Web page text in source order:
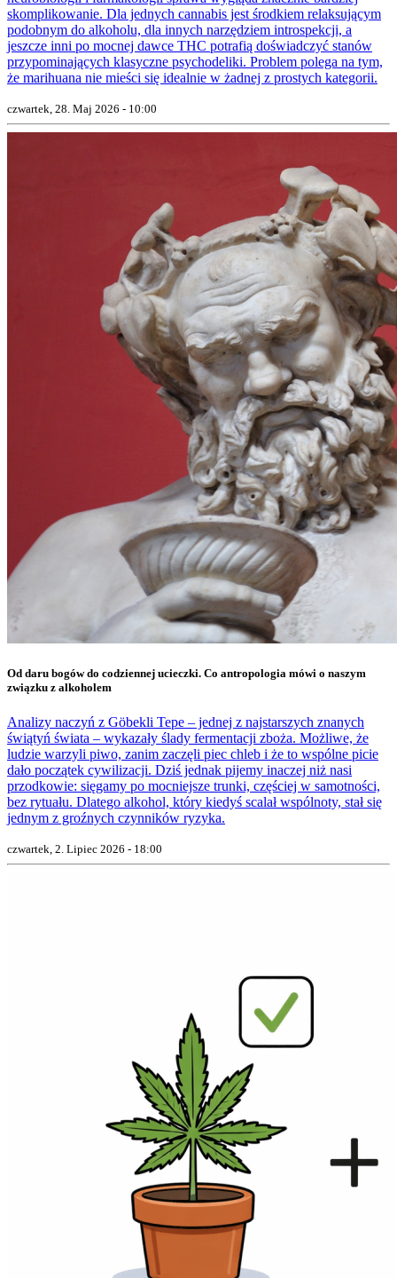
skomplikowanie. Dla jednych cannabis jest środkiem relaksującym
podobnym do alkoholu, dla innych narzędziem introspekcji, a
jeszcze inni po mocnej dawce THC potrafią doświadczyć stanów
przypominających klasyczne psychodeliki. Problem polega na tym,
że marihuana nie mieści się idealnie w żadnej z prostych kategorii.
czwartek, 28. Maj 2026 - 10:00
Od daru bogów do codziennej ucieczki. Co antropologia mówi o naszym
związku z alkoholem
Analizy naczyń z Göbekli Tepe – jednej z najstarszych znanych
świątyń świata – wykazały ślady fermentacji zboża. Możliwe, że
ludzie warzyli piwo, zanim zaczęli piec chleb i że to wspólne picie
dało początek cywilizacji. Dziś jednak pijemy inaczej niż nasi
przodkowie: sięgamy po mocniejsze trunki, częściej w samotności,
bez rytuału. Dlatego alkohol, który kiedyś scalał wspólnoty, stał się
jednym z groźnych czynników ryzyka.
czwartek, 2. Lipiec 2026 - 18:00